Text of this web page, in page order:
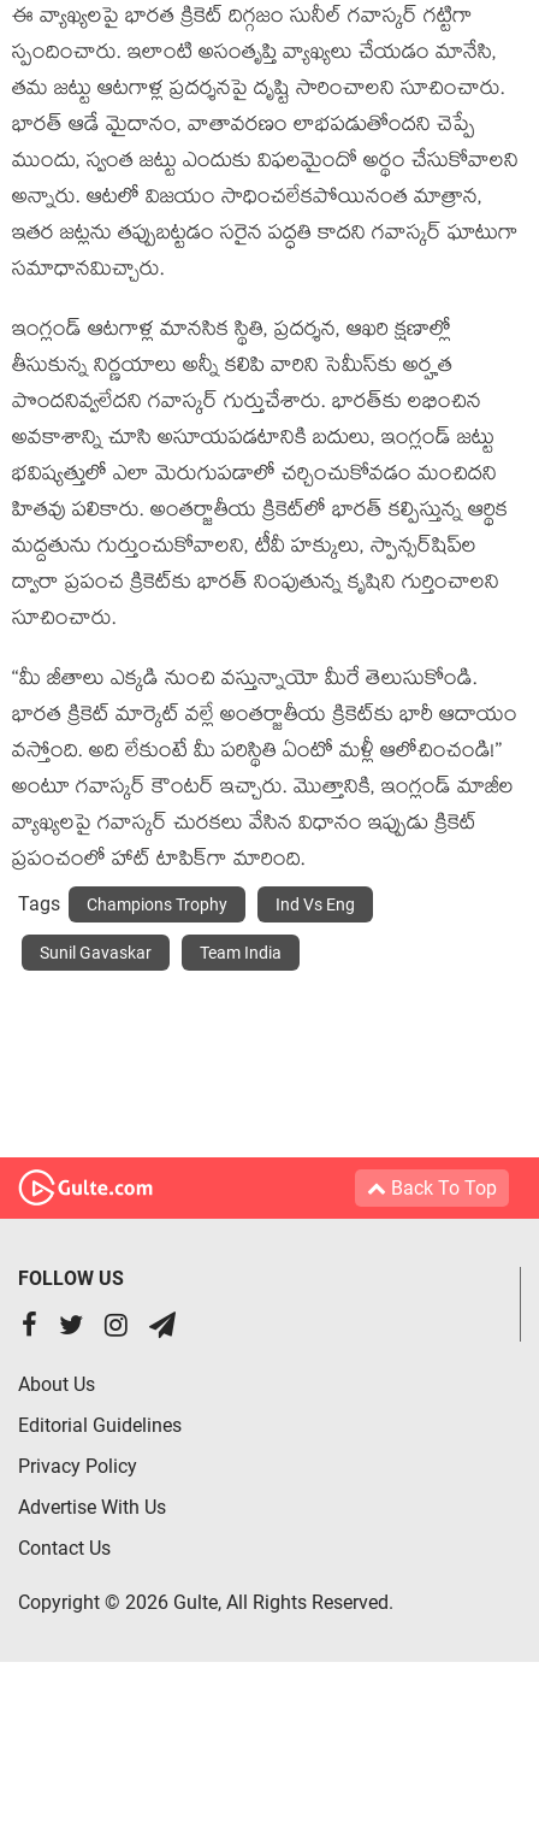
ఈ వ్యాఖ్యలపై భారత క్రికెట్ దిగ్గజం సునీల్ గవాస్కర్ గట్టిగా
స్పందించారు. ఇలాంటి అసంతృప్తి వ్యాఖ్యలు చేయడం మానేసి,
తమ జట్టు ఆటగాళ్ల ప్రదర్శనపై దృష్టి సారించాలని సూచించారు.
భారత్ ఆడే మైదానం, వాతావరణం లాభపడుతోందని చెప్పే
ముందు, స్వంత జట్టు ఎందుకు విఫలమైందో అర్థం చేసుకోవాలని
అన్నారు. ఆటలో విజయం సాధించలేకపోయినంత మాత్రాన,
ఇతర జట్లను తప్పుబట్టడం సరైన పద్ధతి కాదని గవాస్కర్ ఘాటుగా
సమాధానమిచ్చారు.
ఇంగ్లండ్ ఆటగాళ్ల మానసిక స్థితి, ప్రదర్శన, ఆఖరి క్షణాల్లో
తీసుకున్న నిర్ణయాలు అన్నీ కలిపి వారిని సెమీస్‌కు అర్హత
పొందనివ్వలేదని గవాస్కర్ గుర్తుచేశారు. భారత్‌కు లభించిన
అవకాశాన్ని చూసి అసూయపడటానికి బదులు, ఇంగ్లండ్ జట్టు
భవిష్యత్తులో ఎలా మెరుగుపడాలో చర్చించుకోవడం మంచిదని
హితవు పలికారు. అంతర్జాతీయ క్రికెట్‌లో భారత్ కల్పిస్తున్న ఆర్థిక
మద్దతును గుర్తుంచుకోవాలని, టీవీ హక్కులు, స్పాన్సర్‌షిప్‌ల
ద్వారా ప్రపంచ క్రికెట్‌కు భారత్ నింపుతున్న కృషిని గుర్తించాలని
సూచించారు.
“మీ జీతాలు ఎక్కడి నుంచి వస్తున్నాయో మీరే తెలుసుకోండి.
భారత క్రికెట్ మార్కెట్ వల్లే అంతర్జాతీయ క్రికెట్‌కు భారీ ఆదాయం
వస్తోంది. అది లేకుంటే మీ పరిస్థితి ఏంటో మళ్లీ ఆలోచించండి!”
అంటూ గవాస్కర్ కౌంటర్ ఇచ్చారు. మొత్తానికి, ఇంగ్లండ్ మాజీల
వ్యాఖ్యలపై గవాస్కర్ చురకలు వేసిన విధానం ఇప్పుడు క్రికెట్
ప్రపంచంలో హాట్ టాపిక్‌గా మారింది.
Tags Champions Trophy Ind Vs Eng
Sunil Gavaskar Team India
Back To Top
FOLLOW US
About Us
Editorial Guidelines
Privacy Policy
Advertise With Us
Contact Us
Copyright © 2026 Gulte, All Rights Reserved.